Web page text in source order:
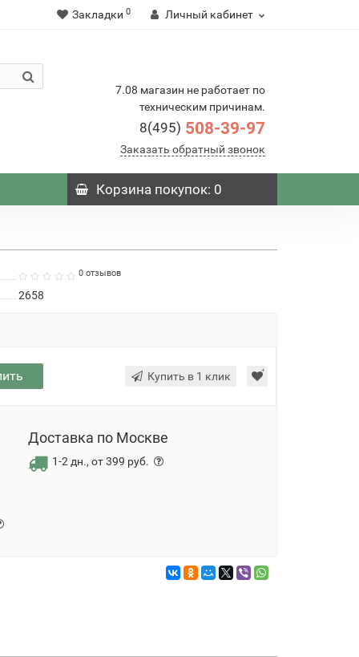
Закладки 0 Личный кабинет
7.08 магазин не работает по
техническим причинам.
8(495) 508-39-97
Заказать обратный звонок
Корзинапокупок: 0
0 отзывов
2658
Купить в 1 клик
Доставка по Москве
1-2 дн., от 399 руб.